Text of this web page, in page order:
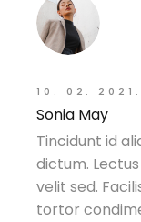
10. 02. 2021.
Sonia May
Tincidunt id
dictum.
velit sed.
tortor